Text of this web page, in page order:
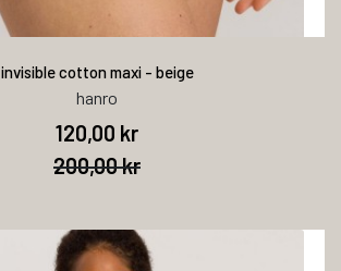
invisible cotton maxi - beige
hanro
120,00 kr
200,00 kr